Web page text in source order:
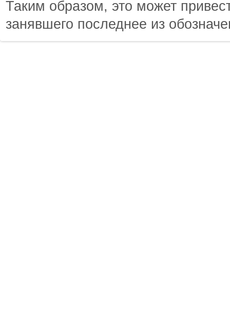
Таким образом, это может
занявшего последнее из